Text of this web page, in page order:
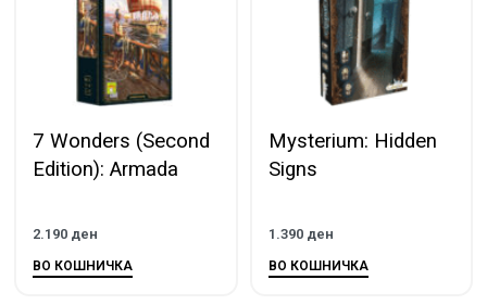
7 Wonders (Second
Edition): Armada
2.190 ден
ВО КОШНИЧКА
Mysterium: Hidden
Signs
1.390 ден
ВО КОШНИЧКА